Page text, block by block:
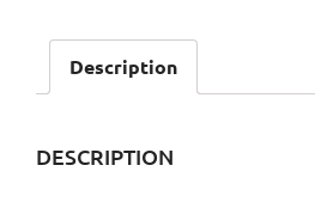
Description
DESCRIPTION